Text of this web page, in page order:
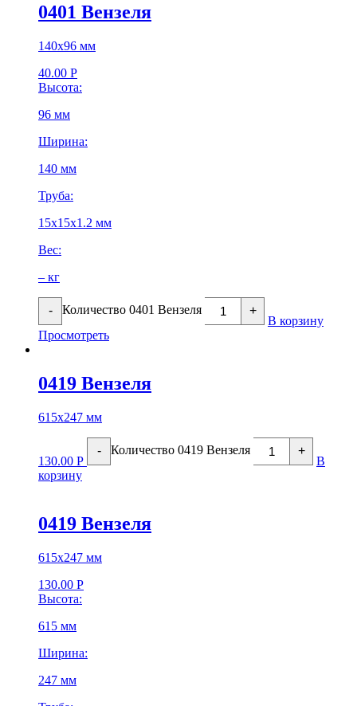
0401 Вензеля
140х96 мм
40.00 Р
Высота:
96 мм
Ширина:
140 мм
Труба:
15х15х1.2 мм
Вес:
– кг
- Количество 0401 Вензеля +
В корзину
Просмотреть
0419 Вензеля
615х247 мм
130.00 Р
- Количество 0419 Вензеля +
В
корзину
0419 Вензеля
615х247 мм
130.00 Р
Высота:
615 мм
Ширина:
247 мм